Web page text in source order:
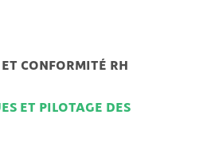
ET PILOTAGE DES